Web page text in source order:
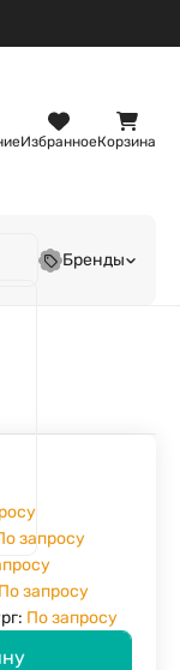
ИзбранноеКорзина
Бренды
запросу
По запросу
По запросу